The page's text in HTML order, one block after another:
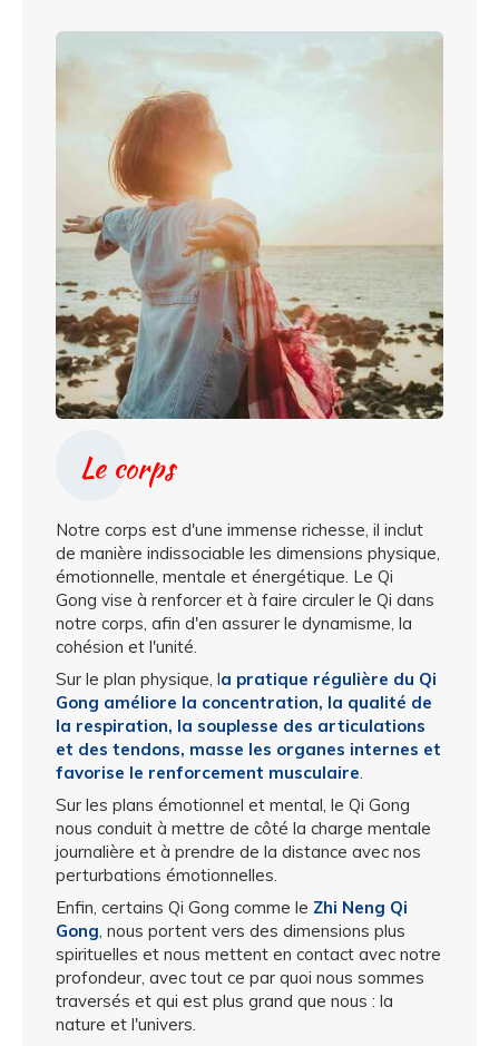
Le corps
Notre corps est d'une immense richesse, il inclut
de manière indissociable les dimensions physique,
émotionnelle, mentale et énergétique. Le Qi
Gong vise à renforcer et à faire circuler le Qi dans
notre corps, afin d'en assurer le dynamisme, la
cohésion et l'unité.
Sur le plan physique, la pratique régulière du Qi
Gong améliore la concentration, la qualité de
la respiration, la souplesse des articulations
et des tendons, masse les organes internes et
favorise le renforcement musculaire.
Sur les plans émotionnel et mental, le Qi Gong
nous conduit à mettre de côté la charge mentale
journalière et à prendre de la distance avec nos
perturbations émotionnelles.
Enfin, certains Qi Gong comme le Zhi Neng Qi
Gong, nous portent vers des dimensions plus
spirituelles et nous mettent en contact avec notre
profondeur, avec tout ce par quoi nous sommes
traversés et qui est plus grand que nous : la
nature et l'univers.